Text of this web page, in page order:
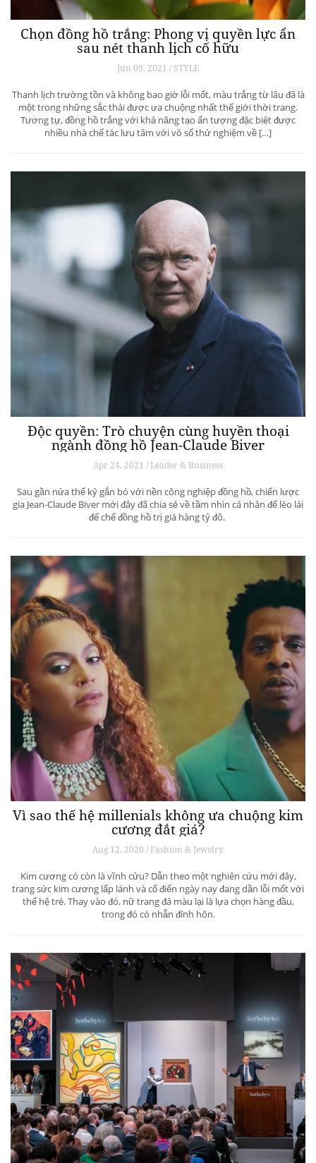
Chọn đồng hồ trắng: Phong vị quyền lực ẩn
sau nét thanh lịch cố hữu
Jun 09, 2021 / STYLE
Thanh lịch trường tồn và không bao giờ lỗi mốt, màu trắng từ lâu đã là
một trong những sắc thái được ưa chuộng nhất thế giới thời trang.
Tương tự, đồng hồ trắng với khả năng tạo ấn tượng đặc biệt được
nhiều nhà chế tác lưu tâm với vô số thử nghiệm về […]
Độc quyền: Trò chuyện cùng huyền thoại
ngành đồng hồ Jean-Claude Biver
Apr 24, 2021 / Leader & Business
Sau gần nửa thế kỷ gắn bó với nền công nghiệp đồng hồ, chiến lược
gia Jean-Claude Biver mới đây đã chia sẻ về tầm nhìn cá nhân để lèo lái
đế chế đồng hồ trị giá hàng tỷ đô.
Vì sao thế hệ millenials không ưa chuộng kim
cương đắt giá?
Aug 12, 2020 / Fashion & Jewelry
Kim cương có còn là vĩnh cửu? Dẫn theo một nghiên cứu mới đây,
trang sức kim cương lấp lánh và cổ điển ngày nay đang dần lỗi mốt với
thế hệ trẻ. Thay vào đó, nữ trang đá màu lại là lựa chọn hàng đầu,
trong đó có nhẫn đính hôn.